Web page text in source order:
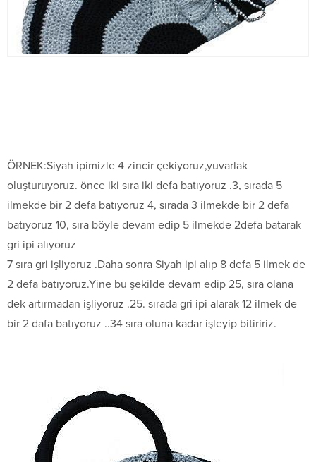
ÖRNEK:Siyah ipimizle 4 zincir çekiyoruz,yuvarlak
oluşturuyoruz. önce iki sıra iki defa batıyoruz .3, sırada 5
ilmekde bir 2 defa batıyoruz 4, sırada 3 ilmekde bir 2 defa
batıyoruz 10, sıra böyle devam edip 5 ilmekde 2defa batarak
gri ipi alıyoruz
7 sıra gri işliyoruz .Daha sonra Siyah ipi alıp 8 defa 5 ilmek de
2 defa batıyoruz.Yine bu şekilde devam edip 25, sıra olana
dek artırmadan işliyoruz .25. sırada gri ipi alarak 12 ilmek de
bir 2 dafa batıyoruz ..34 sıra oluna kadar işleyip bitiririz.